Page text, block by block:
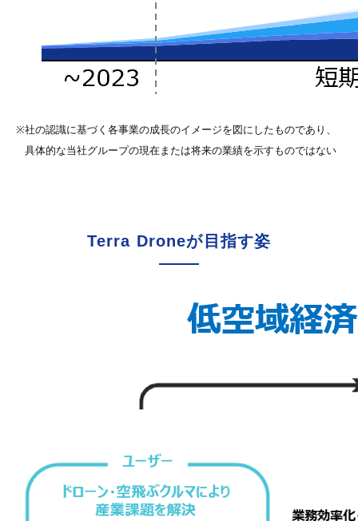
※社の認識に基づく各事業の成長のイメージを図にしたものであり、
具体的な当社グループの現在または将来の業績を示すものではない
Terra Droneが目指す姿